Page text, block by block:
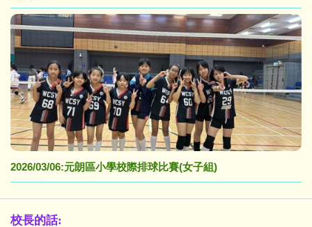
2026/03/06:元朗區小學校際排球比賽(女子組)
校長的話: